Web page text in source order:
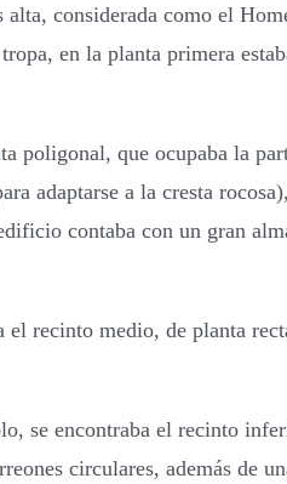
considerada como el
en la planta primera
poligonal, que ocupaba la
adaptarse a la cresta
contaba con un gran
recinto medio, de planta
se encontraba el recinto
circulares, además de